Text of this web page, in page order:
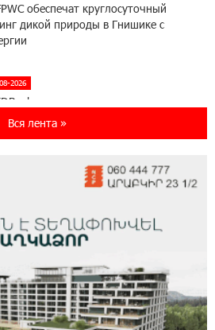
обеспечат круглосуточный
дикой природы в Гнишике с
2026
- рядом со стартапами на
Summit
приложении Юнибанка теперь
бонусы в играх»: IDBank
о кибератаках на школьников
Вся лента »